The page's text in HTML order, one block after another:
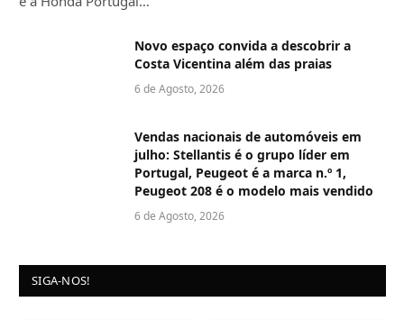
Novo espaço convida a descobrir a
Costa Vicentina além das praias
6 de Agosto, 2026
Vendas nacionais de automóveis em
julho: Stellantis é o grupo líder em
Portugal, Peugeot é a marca n.º 1,
Peugeot 208 é o modelo mais vendido
6 de Agosto, 2026
SIGA-NOS!